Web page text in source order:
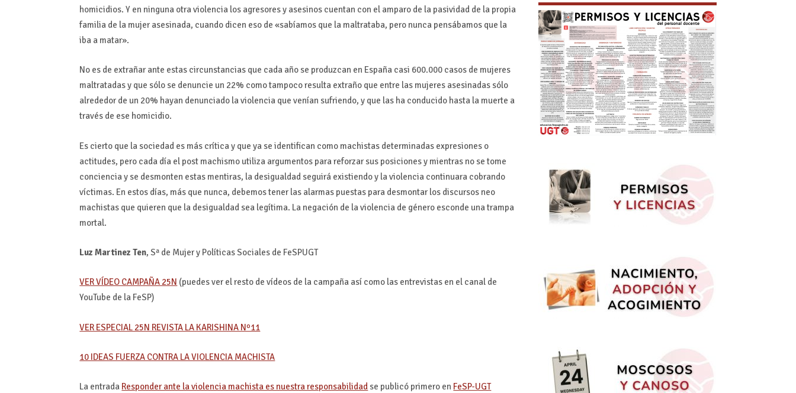
homicidios. Y en ninguna otra violencia los agresores y asesinos cuentan con el amparo de la pasividad de la propia
familia de la mujer asesinada, cuando dicen eso de «sabíamos que la maltrataba, pero nunca pensábamos que la
iba a matar».
No es de extrañar ante estas circunstancias que cada año se produzcan en España casi 600.000 casos de mujeres
maltratadas y que sólo se denuncie un 22% como tampoco resulta extraño que entre las mujeres asesinadas sólo
alrededor de un 20% hayan denunciado la violencia que venían sufriendo, y que las ha conducido hasta la muerte a
través de ese homicidio.
Es cierto que la sociedad es más crítica y que ya se identifican como machistas determinadas expresiones o
actitudes, pero cada día el post machismo utiliza argumentos para reforzar sus posiciones y mientras no se tome
conciencia y se desmonten estas mentiras, la desigualdad seguirá existiendo y la violencia continuara cobrando
víctimas. En estos días, más que nunca, debemos tener las alarmas puestas para desmontar los discursos neo
machistas que quieren que la desigualdad sea legítima. La negación de la violencia de género esconde una trampa
mortal.
Luz Martinez Ten, Sª de Mujer y Políticas Sociales de FeSPUGT
VER VÍDEO CAMPAÑA 25N (puedes ver el resto de vídeos de la campaña así como las entrevistas en el canal de
YouTube de la FeSP)
VER ESPECIAL 25N REVISTA LA KARISHINA Nº11
10 IDEAS FUERZA CONTRA LA VIOLENCIA MACHISTA
La entrada Responder ante la violencia machista es nuestra responsabilidad se publicó primero en FeSP-UGT